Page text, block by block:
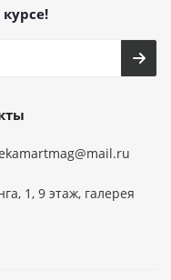
курсе!
1, 9 этаж, галерея